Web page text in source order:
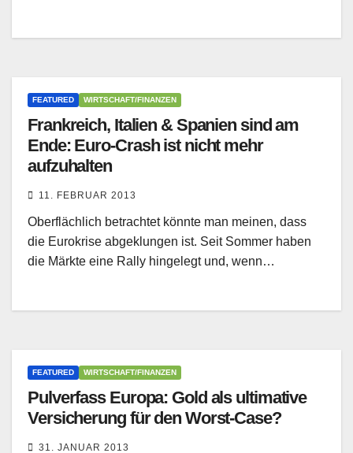
FEATURED WIRTSCHAFT/FINANZEN
Frankreich, Italien & Spanien sind am
Ende: Euro-Crash ist nicht mehr
aufzuhalten
11. FEBRUAR 2013
Oberflächlich betrachtet könnte man meinen, dass
die Eurokrise abgeklungen ist. Seit Sommer haben
die Märkte eine Rally hingelegt und, wenn…
FEATURED WIRTSCHAFT/FINANZEN
Pulverfass Europa: Gold als ultimative
Versicherung für den Worst-Case?
31. JANUAR 2013